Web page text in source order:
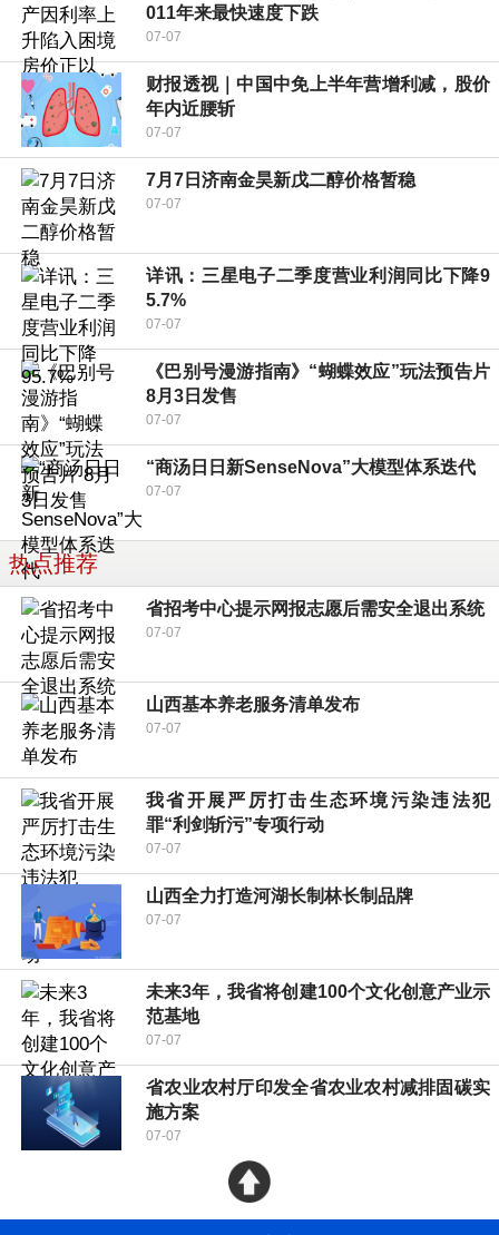
011年来最快速度下跌
07-07
财报透视｜中国中免上半年营增利减，股价
年内近腰斩
07-07
7月7日济南金昊新戊二醇价格暂稳
07-07
详讯：三星电子二季度营业利润同比下降9
5.7%
07-07
《巴别号漫游指南》“蝴蝶效应”玩法预告片
8月3日发售
07-07
“商汤日日新SenseNova”大模型体系迭代
07-07
热点推荐
省招考中心提示网报志愿后需安全退出系统
07-07
山西基本养老服务清单发布
07-07
我省开展严厉打击生态环境污染违法犯
罪“利剑斩污”专项行动
07-07
山西全力打造河湖长制林长制品牌
07-07
未来3年，我省将创建100个文化创意产业示
范基地
07-07
省农业农村厅印发全省农业农村减排固碳实
施方案
07-07